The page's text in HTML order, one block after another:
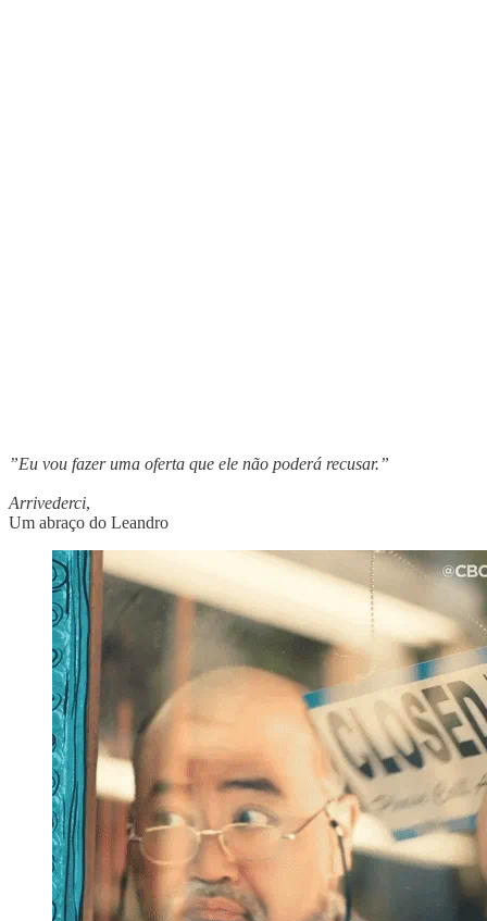
”Eu vou fazer uma oferta que ele não poderá recusar.”
Arrivederci,
Um abraço do Leandro